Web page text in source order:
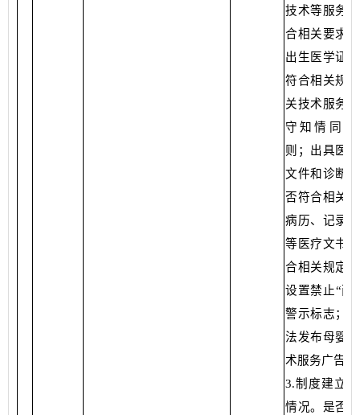
技术等服务
合相关要求
出生医学证
符合相关规
关技术服务
守知情同意
则；出具医
文件和诊断
否符合相关
病历、记录
等医疗文书
合相关规定
设置禁止“两
警示标志；
法发布母婴
术服务广告。
3.制度建立
情况。是否